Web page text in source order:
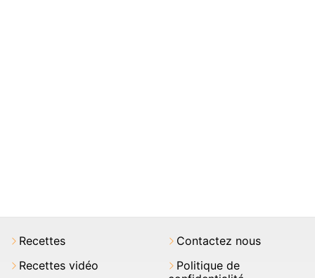
Recettes
Recettes vidéo
Contactez nous
Politique de